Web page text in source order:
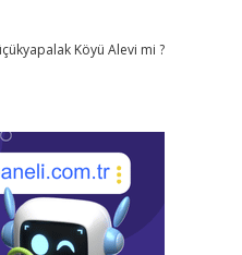
Köyü Alevi mi ?